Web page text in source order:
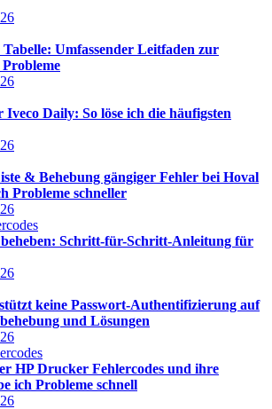
Tabelle: Umfassender Leitfaden zur
Daily: So löse ich die häufigsten
& Behebung gängiger Fehler bei Hoval
Probleme schneller
Schritt-für-Schritt-Anleitung für
keine Passwort-Authentifizierung auf
und Lösungen
HP Drucker Fehlercodes und ihre
ich Probleme schnell